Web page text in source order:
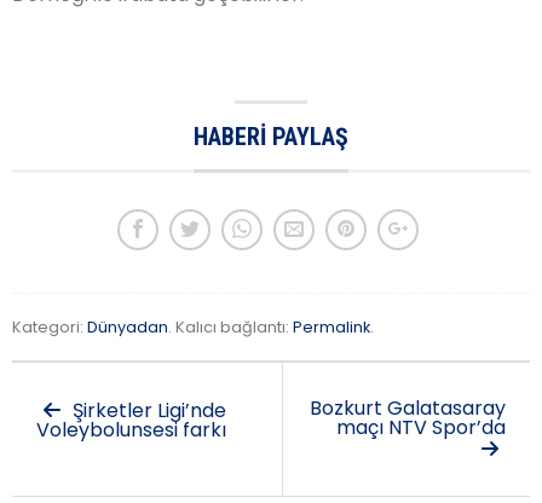
HABERI PAYLAŞ
Kategori: Dünyadan. Kalıcı bağlantı: Permalink.
Şirketler Ligi’nde
Voleybolunsesi farkı
Bozkurt Galatasaray
maçı NTV Spor’da